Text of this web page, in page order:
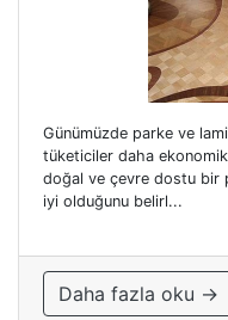
Günümüzde parke ve
tüketiciler daha ekonomik
doğal ve çevre dostu bir
iyi olduğunu belirl...
Daha fazla oku →